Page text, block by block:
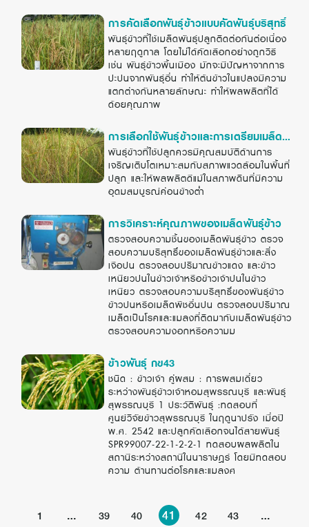
การคัดเลือกพันธุ์ข้าวแบบคัดพันธุ์บริสุทธิ์
พันธุ์ข้าวที่ใช้เมล็ดพันธุ์ปลูกติดต่อกันต่อเนื่อง
หลายฤดูกาล โดยไม่ได้คัดเลือกอย่างถูกวิธี
เช่น พันธุ์ข้าวพื้นเมือง มักจะมีปัญหาจากการ
ปะปนจากพันธุ์อื่น ทำให้ต้นข้าวในแปลงมีความ
แตกต่างกันหลายลักษณะ ทำให้ผลผลิตที่ได้
ด้อยคุณภาพ
การเลือกใช้พันธุ์ข้าวและการเตรียมเมล็ด
พันธุ์ข้าวอินทรีย์
พันธุ์ข้าวที่ใช้ปลูกควรมีคุณสมบัติด้านการ
เจริญเติบโตเหมาะสมกับสภาพแวดล้อมในพื้นที่
ปลูก และให้ผลผลิตดีแม้ในสภาพดินที่มีความ
อุดมสมบูรณ์ค่อนข้างต่ำ
การวิเคราะห์คุณภาพของเมล็ดพันธุ์ข้าว
ตรวจสอบความชื้นของเมล็ดพันธุ์ข้าว ตรวจ
สอบความบริสุทธิ์ของเมล็ดพันธุ์ข้าวและสิ่ง
เจือปน ตรวจสอบปริมาณข้าวแดง และข้าว
เหนียวปนในข้าวเจ้าหรือข้าวเจ้าปนในข้าว
เหนียว ตรวจสอบความบริสุทธิ์ของพันธุ์ข้าว
ข้าวปนหรือเมล็ดพืชอื่นปน ตรวจสอบปริมาณ
เมล็ดเป็นโรคและแมลงที่ติดมากับเมล็ดพันธุ์ข้าว
ตรวจสอบความงอกหรือความม
ข้าวพันธุ์ กข43
ชนิด : ข้าวเจ้า คู่ผสม : การผสมเดี่ยว
ระหว่างพันธุ์ข้าวเจ้าหอมสุพรรณบุรี และพันธุ์
สุพรรณบุรี 1 ประวัติพันธุ์ :ทดสอบที่
ศูนย์วิจัยข้าวสุพรรณบุรี ในฤดูนาปรัง เมื่อปี
พ.ศ. 2542 และปลูกคัดเลือกจนได้สายพันธุ์
SPR99007-22-1-2-2-1 ทดสอบผลผลิตใน
สถานีระหว่างสถานีในนาราษฎร์ โดยมีทดสอบ
ความ ต้านทานต่อโรคและแมลงศ
1 … 39 40 41 42 43 …